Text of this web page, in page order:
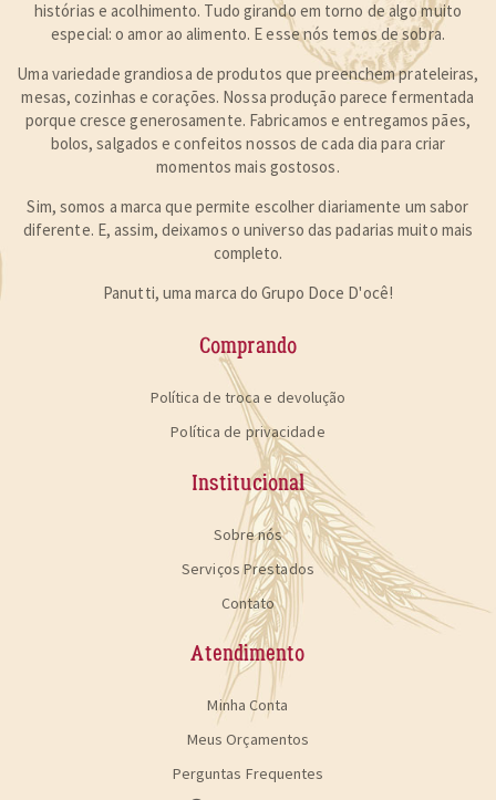
histórias e acolhimento. Tudo girando em torno de algo muito
especial:o amor ao alimento. E esse nós temos de sobra.
Uma variedade grandiosa de produtos que preenchem prateleiras,
mesas, cozinhas e corações. Nossa produção parece fermentada
porque cresce generosamente. Fabricamos e entregamos pães,
bolos, salgados e confeitos nossos de cada dia para criar
momentos mais gostosos.
Sim, somos a marca que permite escolher diariamente um sabor
diferente. E, assim, deixamos o universo das padarias muito mais
completo.
Panutti, uma marca do Grupo Doce D'ocê!
Comprando
Política de troca e devolução
Política de privacidade
Institucional
Sobre nós
Serviços Prestados
Contato
Atendimento
Minha Conta
Meus Orçamentos
Perguntas Frequentes